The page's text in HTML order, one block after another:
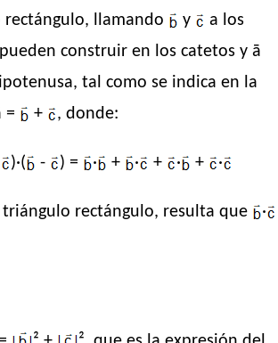
rectángulo, llamando y
a los
construir en los catetos y ā
tal como se indica en la
=
+ , donde:
)·( - ) = · + · + · + ·
triángulo rectángulo, resulta que
·